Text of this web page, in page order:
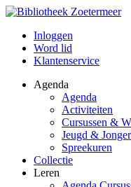
Inloggen
Word lid
Klantenservice
Agenda
Agenda
Activiteiten
Cursussen &
Jeugd &
Spreekuren
Collectie
Leren